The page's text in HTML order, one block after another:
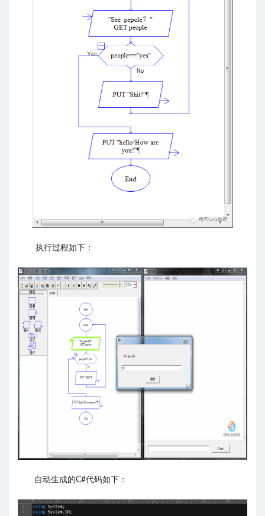
执行过程如下：
自动生成的C#代码如下：